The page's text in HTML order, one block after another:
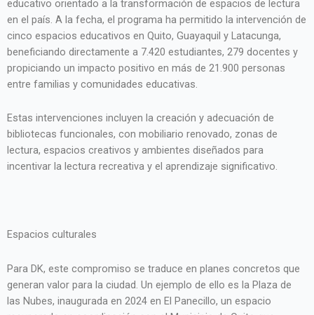
educativo orientado a la transformación de espacios de lectura
en el país. A la fecha, el programa ha permitido la intervención de
cinco espacios educativos en Quito, Guayaquil y Latacunga,
beneficiando directamente a 7.420 estudiantes, 279 docentes y
propiciando un impacto positivo en más de 21.900 personas
entre familias y comunidades educativas.
Estas intervenciones incluyen la creación y adecuación de
bibliotecas funcionales, con mobiliario renovado, zonas de
lectura, espacios creativos y ambientes diseñados para
incentivar la lectura recreativa y el aprendizaje significativo.
Espacios culturales
Para DK, este compromiso se traduce en planes concretos que
generan valor para la ciudad. Un ejemplo de ello es la Plaza de
las Nubes, inaugurada en 2024 en El Panecillo, un espacio